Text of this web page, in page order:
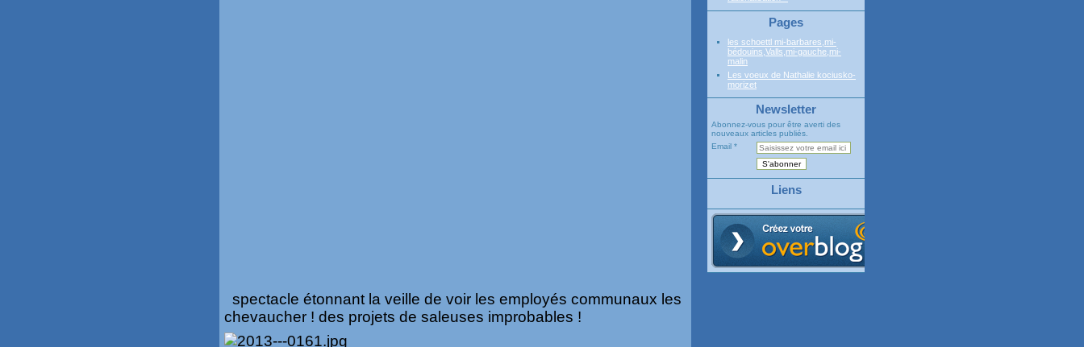
spectacle étonnant la veille de voir les employés communaux les
chevaucher ! des projets de saleuses improbables !
Pages
les schoettl mi-barbares,mi-
bédouins,Valls,mi-gauche,mi-
malin
Les voeux de Nathalie kociusko-
morizet
Newsletter
Abonnez-vous pour être averti des
nouveaux articles publiés.
Email
Liens